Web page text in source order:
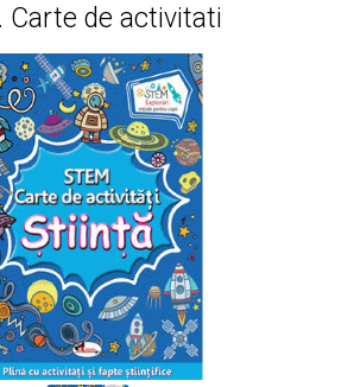
Carte de activitati